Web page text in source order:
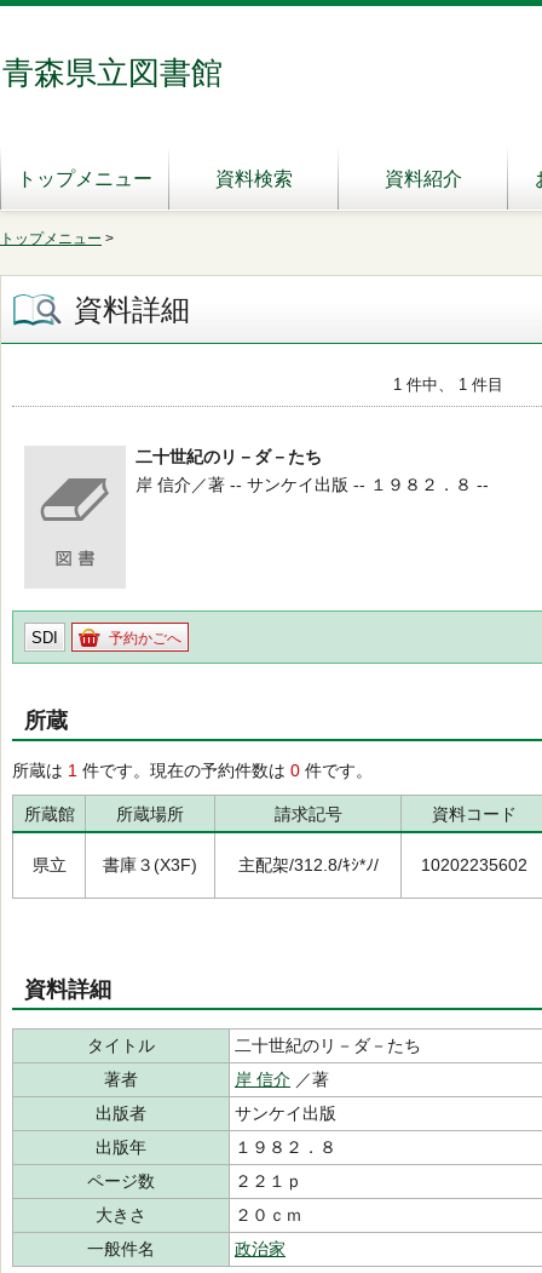
青森県立図書館
トップメニュー 資料検索 資料紹介
トップメニュー >
資料詳細
1 件中、 1 件目
二十世紀のリ－ダ－たち
岸 信介／著 -- サンケイ出版 -- １９８２．８ --
SDI 予約かごへ
所蔵
所蔵は 1 件です。現在の予約件数は 0 件です。
所蔵館 所蔵場所 請求記号 資料コード
県立 書庫３(X3F) 主配架/312.8/ｷｼ*ﾉ/ 10202235602
資料詳細
タイトル
二十世紀のリ－ダ－たち
著者
岸 信介 ／著
出版者
サンケイ出版
出版年
１９８２．８
ページ数
２２１ｐ
大きさ
２０ｃｍ
一般件名
政治家